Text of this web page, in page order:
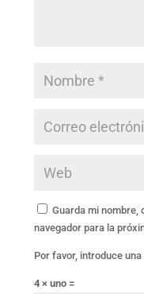
Guarda mi nombre,
navegador para la
Por favor, introduce
4 × uno =